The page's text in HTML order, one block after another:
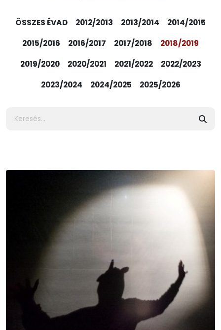
ÖSSZES ÉVAD 2012/2013 2013/2014
2014/2015
2015/2016
2016/2017 2017/2018
2018/2019
2019/2020
2020/2021 2021/2022
2022/2023
2023/2024
2024/2025 2025/2026